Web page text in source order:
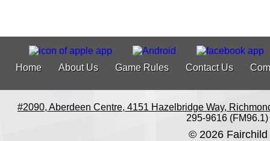
Home About Us Game Rules Contact Us
#2090, Aberdeen Centre, 4151 Hazelbridge Way,
295-9616 (FM96.1)
© 2026 Fairchild